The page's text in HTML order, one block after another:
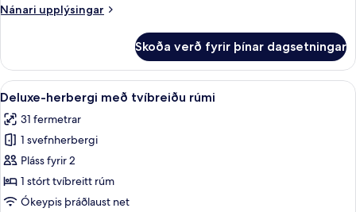
tvö
Nánari upplýsingar
Nánari
herbergi
fyrir
tvo,
rúm
Skoða verð fyrir þínar dagsetningar
Skoða
allar
myndir
fyrir
Deluxe-
herbergi
með
Rúmföt af bestu gerð, dúnsængur,
5
Deluxe-herbergi með tvíbreiðu rúmi
31 fermetrar
1 svefnherbergi
Pláss fyrir 2
1 stórt tvíbreitt rúm
Ókeypis þráðlaust net